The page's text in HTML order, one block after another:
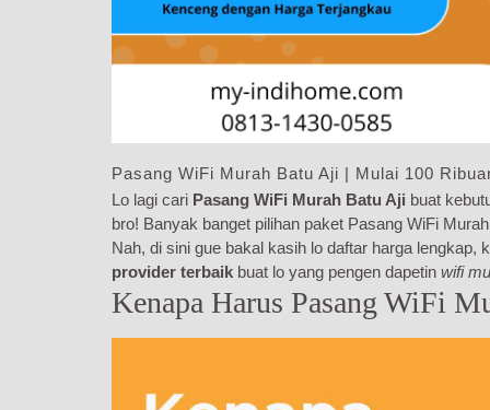
Pasang WiFi Murah Batu Aji | Mulai 100
Lo lagi cari Pasang WiFi Murah Batu Aji buat
bro! Banyak banget pilihan paket Pasang WiFi
Nah, di sini gue bakal kasih lo daftar harga lengkap,
provider terbaik buat lo yang pengen dapetin wifi
Kenapa Harus Pasang WiFi